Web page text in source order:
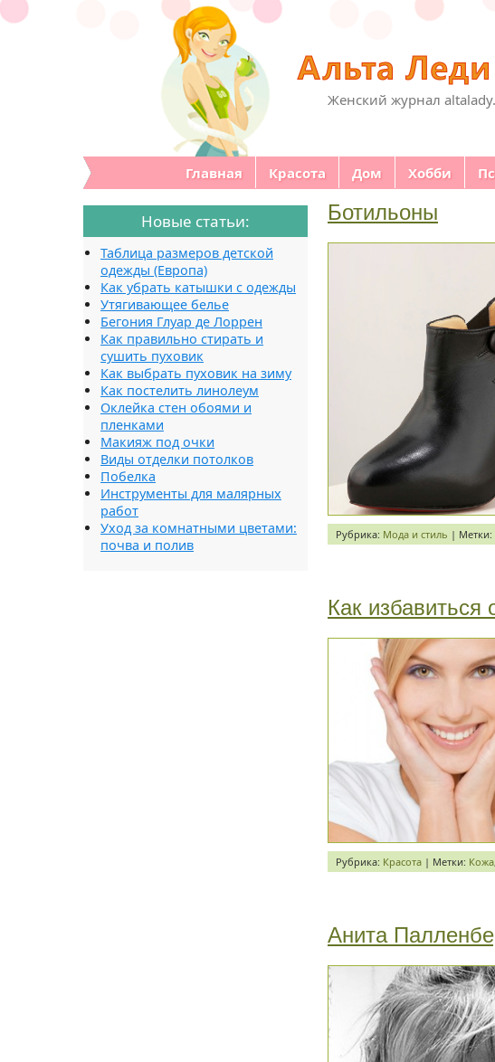
Женский журнал
Главная Красота Дом Хобби
Ботильоны
Рубрика: Мода и стиль | Метки:
Как избавиться
Рубрика: Красота | Метки: Кожа,
Анита
Новые статьи:
Таблица размеров детской
одежды (Европа)
Как убрать катышки с одежды
Утягивающее белье
Бегония Глуар де Лоррен
Как правильно стирать и
сушить пуховик
Как выбрать пуховик на зиму
Как постелить линолеум
Оклейка стен обоями и
пленками
Макияж под очки
Виды отделки потолков
Побелка
Инструменты для малярных
работ
Уход за комнатными цветами:
почва и полив